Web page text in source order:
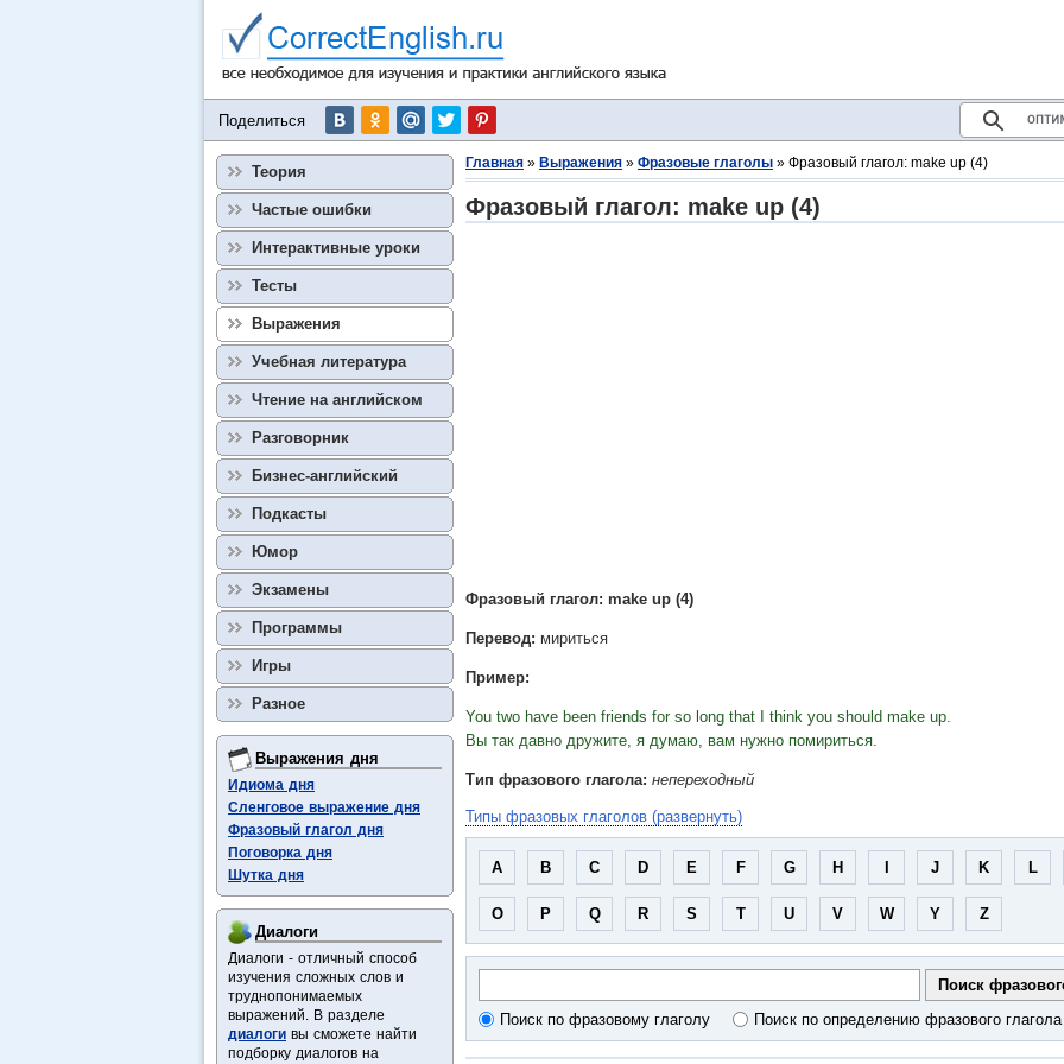
Поделиться
Главная » Выражения » Фразовые глаголы » Фразовый глагол: make up (4)
Фразовый глагол: make up (4)
Фразовый глагол: make up (4)
Перевод: мириться
Пример:
You two have been friends for so long that I think you should make up.
Вы так давно дружите, я думаю, вам нужно помириться.
Тип фразового глагола: непереходный
Типы фразовых глаголов (развернуть)
A B C D E F G H J K L
O P Q R S T U V W Y Z
Поиск по фразовому глаголу Поиск по определению фразового глагола
Теория
Частые ошибки
Интерактивные уроки
Тесты
Выражения
Учебная литература
Чтение на английском
Разговорник
Бизнес-английский
Подкасты
Юмор
Экзамены
Программы
Игры
Разное
Выражения дня
Идиома дня
Сленговое выражение дня
Фразовый глагол дня
Поговорка дня
Шутка дня
Диалоги
Диалоги - отличный способ
изучения сложных слов и
труднопонимаемых
выражений. В разделе
диалоги вы сможете найти
подборку диалогов на